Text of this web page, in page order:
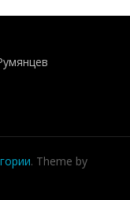
. Theme by